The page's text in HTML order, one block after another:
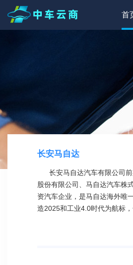
首
长安马自达
长安马自达汽车有限公司前
股份有限公司、马自达汽车株
资汽车企业，是马自达海外唯
造2025和工业4.0时代为航标